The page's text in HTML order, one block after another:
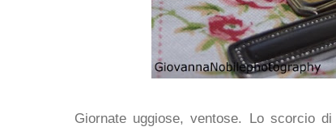
Giornate uggiose, ventose. Lo scorcio